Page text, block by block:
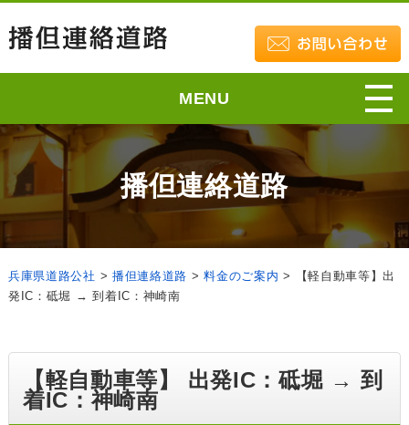
MENU
播但連絡道路
兵庫県道路公社 > 播但連絡道路 >料金のご案内 >
【軽自動車等】出
発IC：砥堀 → 到着IC：神崎南
【軽自動車等】 出発IC：砥堀 → 到
着IC：神崎南